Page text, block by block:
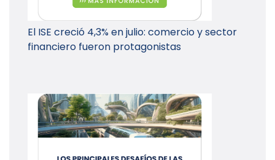
El ISE creció 4,3% en julio: comercio y sector
financiero fueron protagonistas